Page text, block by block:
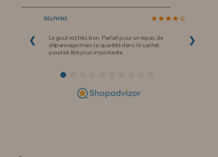
❮
DELPHINE
Le gout est très bon. Parfait pour un repas de
dépannage mais la quantité dans le sachet
pourrait être plus importante.
❯